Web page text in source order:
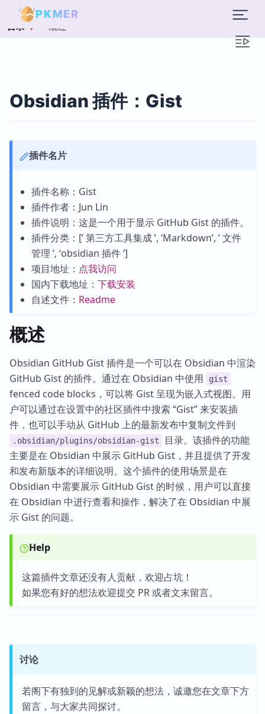
PKMER
目录 概述
Obsidian 插件：Gist
插件名片
插件名称：Gist
插件作者：Jun Lin
插件说明：这是一个用于显示 GitHub Gist 的插件。
插件分类：[’ 第三方工具集成 ’, ‘Markdown’, ’ 文件
管理 ’, ‘obsidian 插件 ‘]
项目地址： 点我访问
国内下载地址： 下载安装
自述文件： Readme
概述
Obsidian GitHub Gist 插件是一个可以在 Obsidian 中渲染
GitHub Gist 的插件。通过在 Obsidian 中使用
gist
fenced code blocks，可以将 Gist 呈现为嵌入式视图。用
户可以通过在设置中的社区插件中搜索 “Gist” 来安装插
件，也可以手动从 GitHub 上的最新发布中复制文件到
.obsidian/plugins/obsidian-gist
目录。该插件的功能
主要是在 Obsidian 中展示 GitHub Gist，并且提供了开发
和发布新版本的详细说明。这个插件的使用场景是在
Obsidian 中需要展示 GitHub Gist 的时候，用户可以直接
在 Obsidian 中进行查看和操作，解决了在 Obsidian 中展
示 Gist 的问题。
Help
这篇插件文章还没有人贡献，欢迎占坑！
如果您有好的想法欢迎提交 PR 或者文末留言。
讨论
若阁下有独到的见解或新颖的想法，诚邀您在文章下方
留言，与大家共同探讨。